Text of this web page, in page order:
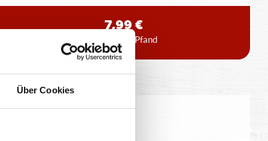
Über Cookies
7,99 €
inkl. 0,15 € Pfand
geringfügig variieren.